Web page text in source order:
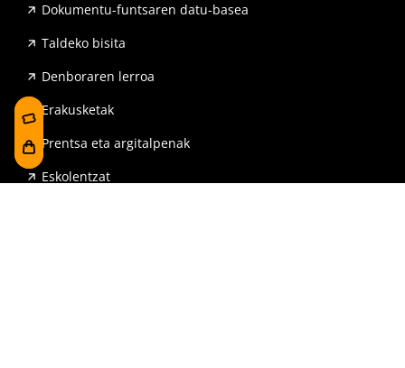
Dokumentu-funtsaren datu-basea
Taldeko bisita
Denboraren lerroa
Erakusketak
Prentsa eta argitalpenak
Eskolentzat